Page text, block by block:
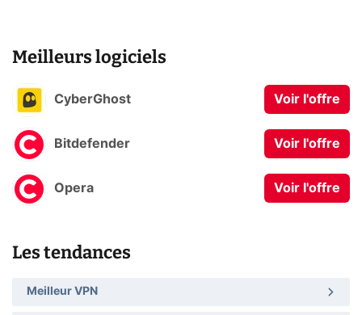
Meilleurs logiciels
CyberGhost Voir l'offre
Bitdefender Voir l'offre
Opera Voir l'offre
Les tendances
Meilleur VPN